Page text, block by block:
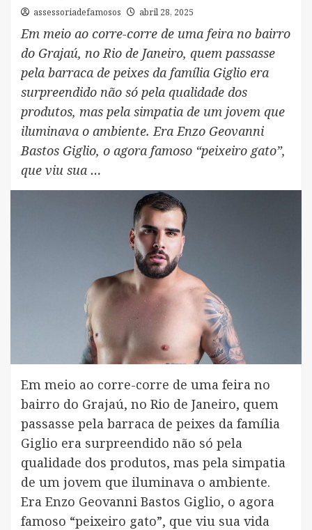
assessoriadefamosos abril 28, 2025
Em meio ao corre-corre de uma feira no bairro
do Grajaú, no Rio de Janeiro, quem passasse
pela barraca de peixes da família Giglio era
surpreendido não só pela qualidade dos
produtos, mas pela simpatia de um jovem que
iluminava o ambiente. Era Enzo Geovanni
Bastos Giglio, o agora famoso “peixeiro gato”,
que viu sua …
Em meio ao corre-corre de uma feira no
bairro do Grajaú, no Rio de Janeiro, quem
passasse pela barraca de peixes da família
Giglio era surpreendido não só pela
qualidade dos produtos, mas pela simpatia
de um jovem que iluminava o ambiente.
Era Enzo Geovanni Bastos Giglio, o agora
famoso “peixeiro gato”, que viu sua vida